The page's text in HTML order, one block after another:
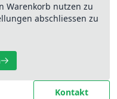
Warenkorb nutzen zu
abschliessen zu
Kontakt